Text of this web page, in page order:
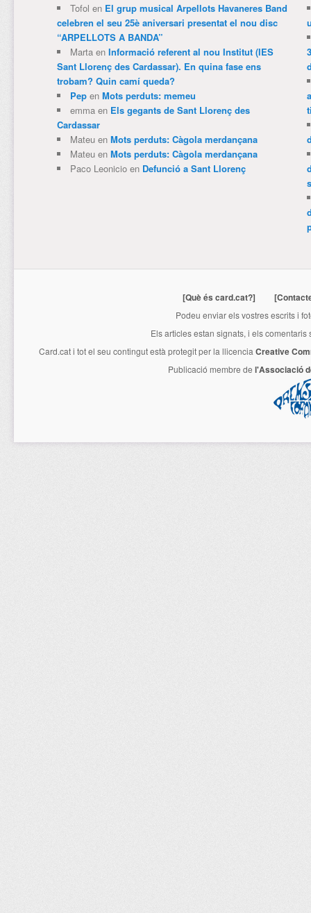
Tofol en El grup musical Arpellots Havaneres Band
celebren el seu 25è aniversari presentat el nou disc
“ARPELLOTS A BANDA”
Martaen Informació referent al nou Institut (IES
Sant Llorenç des Cardassar). En quina fase ens
trobam? Quin camí queda?
Pepen Mots perduts: memeu
emmaen Els gegants de Sant Llorenç des
Cardassar
Mateuen Mots perduts: Càgola merdançana
Mateuen Mots perduts: Càgola merdançana
Paco Leonicioen Defunció a Sant Llorenç
[Què és card.cat?]
Podeu enviar els vostres escrits i
Els articles estan signats, i els
Card.cati tot el seu contingut està protegit per la llicencia Creative
Publicació membre de l'Associació